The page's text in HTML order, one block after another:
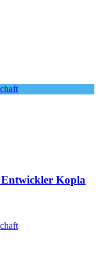
Entwickler Kopla